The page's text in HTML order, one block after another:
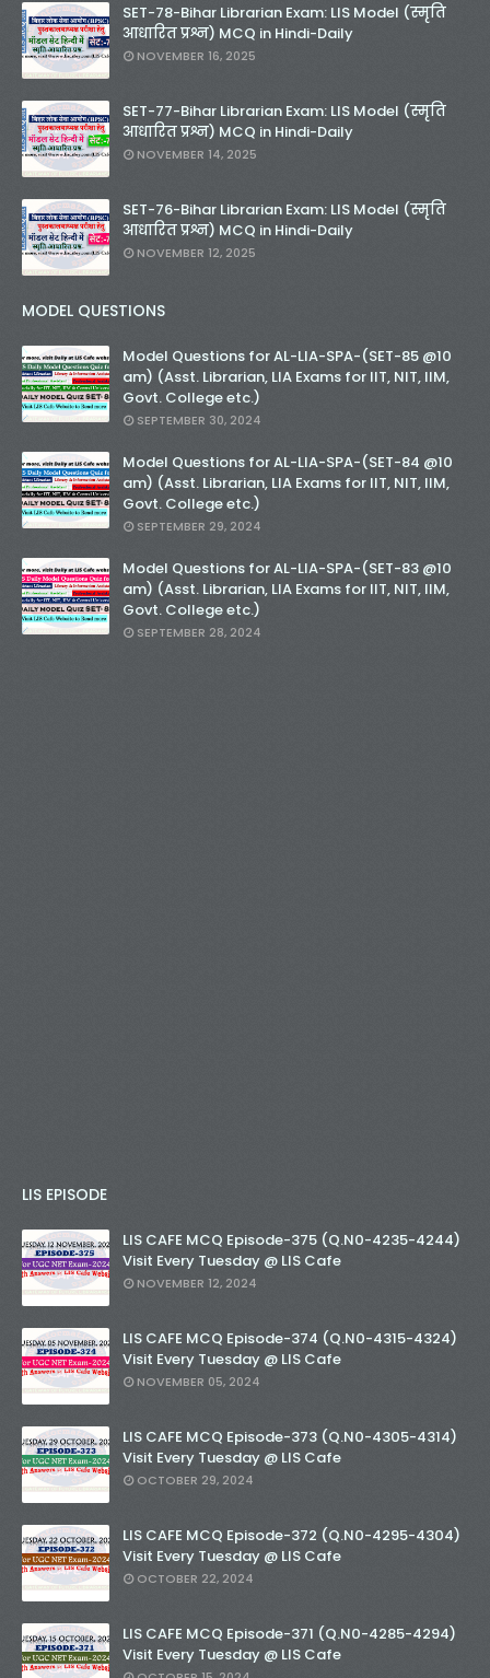
SET-78-Bihar Librarian Exam: LIS Model (स्मृति
आधारित प्रश्न) MCQ in Hindi-Daily
NOVEMBER 16, 2025
SET-77-Bihar Librarian Exam: LIS Model (स्मृति
आधारित प्रश्न) MCQ in Hindi-Daily
NOVEMBER 14, 2025
SET-76-Bihar Librarian Exam: LIS Model (स्मृति
आधारित प्रश्न) MCQ in Hindi-Daily
NOVEMBER 12, 2025
MODEL QUESTIONS
Model Questions for AL-LIA-SPA-(SET-85 @10
am) (Asst. Librarian, LIA Exams for IIT, NIT, IIM,
Govt. College etc.)
SEPTEMBER 30, 2024
Model Questions for AL-LIA-SPA-(SET-84 @10
am) (Asst. Librarian, LIA Exams for IIT, NIT, IIM,
Govt. College etc.)
SEPTEMBER 29, 2024
Model Questions for AL-LIA-SPA-(SET-83 @10
am) (Asst. Librarian, LIA Exams for IIT, NIT, IIM,
Govt. College etc.)
SEPTEMBER 28, 2024
LIS EPISODE
LIS CAFE MCQ Episode-375 (Q.N0-4235-4244)
Visit Every Tuesday @ LIS Cafe
NOVEMBER 12, 2024
LIS CAFE MCQ Episode-374 (Q.N0-4315-4324)
Visit Every Tuesday @ LIS Cafe
NOVEMBER 05, 2024
LIS CAFE MCQ Episode-373 (Q.N0-4305-4314)
Visit Every Tuesday @ LIS Cafe
OCTOBER 29, 2024
LIS CAFE MCQ Episode-372 (Q.N0-4295-4304)
Visit Every Tuesday @ LIS Cafe
OCTOBER 22, 2024
LIS CAFE MCQ Episode-371 (Q.N0-4285-4294)
Visit Every Tuesday @ LIS Cafe